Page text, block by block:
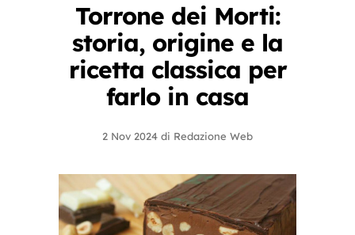
Torrone dei Morti:
storia, origine e la
ricetta classica per
farlo in casa
2 Nov 2024 di Redazione Web